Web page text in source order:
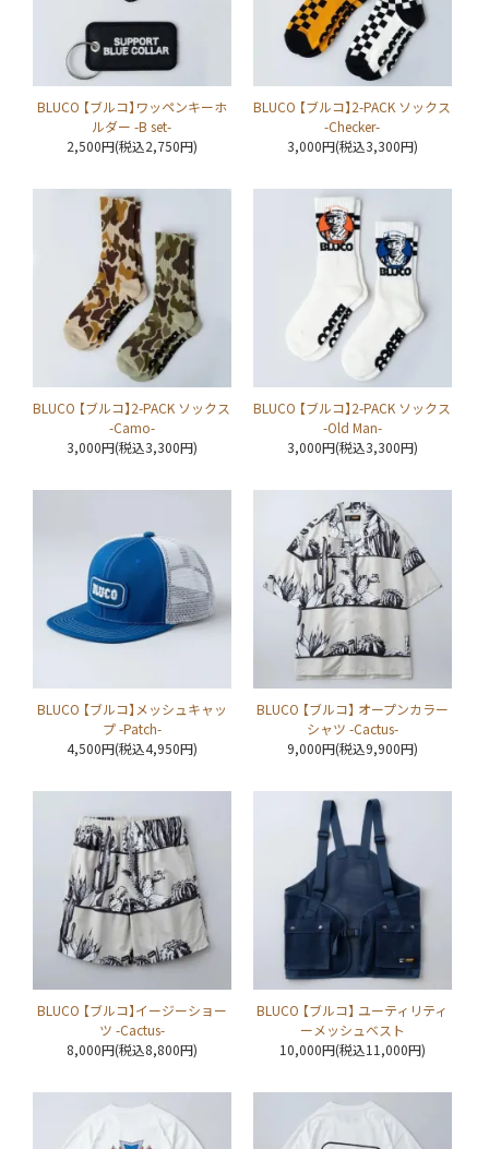
BLUCO 【ブルコ】ワッペンキーホ
ルダー -B set-
2,500円(税込2,750円)
BLUCO 【ブルコ】2-PACK ソックス
-Checker-
3,000円(税込3,300円)
BLUCO 【ブルコ】2-PACK ソックス
-Camo-
3,000円(税込3,300円)
BLUCO 【ブルコ】2-PACK ソックス
-Old Man-
3,000円(税込3,300円)
BLUCO 【ブルコ】メッシュキャッ
プ -Patch-
4,500円(税込4,950円)
BLUCO 【ブルコ】 オープンカラー
シャツ -Cactus-
9,000円(税込9,900円)
BLUCO 【ブルコ】イージーショー
ツ -Cactus-
8,000円(税込8,800円)
BLUCO 【ブルコ】 ユーティリティ
ーメッシュベスト
10,000円(税込11,000円)